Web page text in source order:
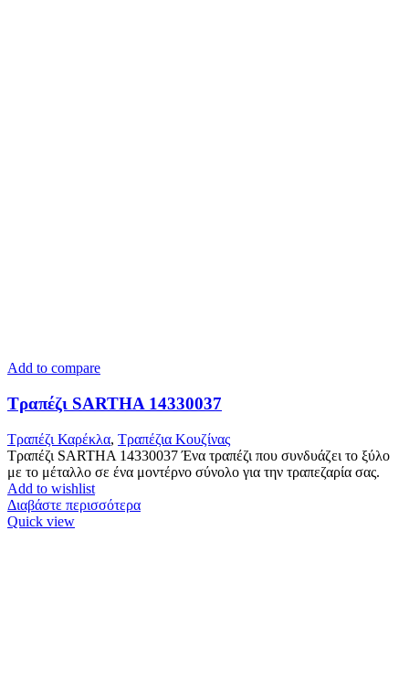
Add to compare
Τραπέζι SARTHA 14330037
Τραπέζι Καρέκλα, Tραπέζια Κουζίνας
Τραπέζι SARTHA 14330037 Ένα τραπέζι που συνδυάζει το ξύλο
με το μέταλλο σε ένα μοντέρνο σύνολο για την τραπεζαρία σας.
Add to wishlist
Διαβάστε περισσότερα
Quick view